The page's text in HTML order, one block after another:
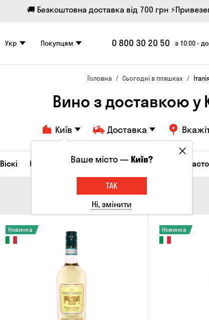
🚚 Безкоштовна доставка від 700 грн
Укр Покупцям 0 800 30 20 50 з 10:00 -
Головна Сьогодні в пляшках
Вино з доставкою у
Київ Доставка
Віскі Коктейлі Горілка Соджу Лікери та
Новинка Новинка
Ваше місто —Київ?
ТАК
Ні, змінити